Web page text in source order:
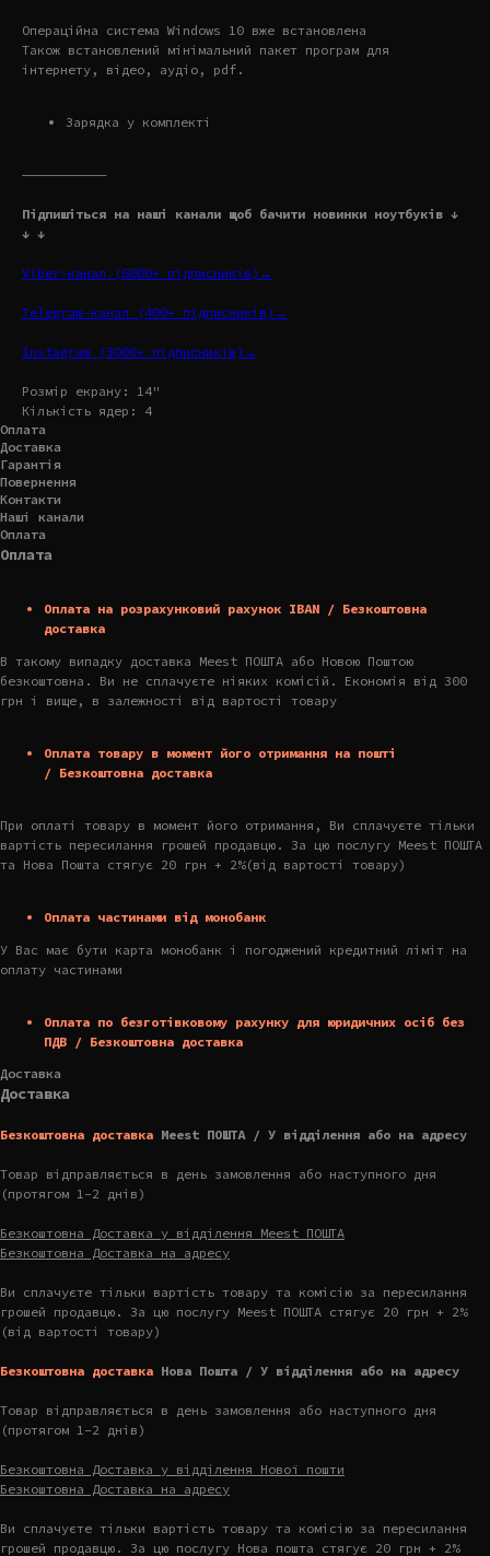
Операційна система Windows 10 вже встановлена
Також встановлений мінімальний пакет програм для
інтернету, відео, аудіо, pdf.
Зарядка у комплекті
———————————
Підпишіться на наші канали щоб бачити новинки ноутбуків ↓
↓ ↓
Viber-канал (6000+ підписників)→
Telegram-канал (400+ підписників)→
Instagram (3000+ підписників)→
Розмір екрану: 14"
Кількість ядер: 4
Оплата
Доставка
Гарантія
Повернення
Контакти
Наші канали
Оплата
Оплата
Оплата на розрахунковий рахунок IBAN / Безкоштовна
доставка
В такому випадку доставка Meest ПОШТА або Новою Поштою
безкоштовна. Ви не сплачуєте ніяких комісій. Економія від 300
грн і вище, в залежності від вартості товару
Оплата товару в момент його отримання на пошті
/ Безкоштовна доставка
При оплаті товару в момент його отримання, Ви сплачуєте тільки
вартість пересилання грошей продавцю. За цю послугу Meest ПОШТА
та Нова Пошта стягує 20 грн + 2%(від вартості товару)
Оплата частинами від монобанк
У Вас має бути карта монобанк і погоджений кредитний ліміт на
оплату частинами
Оплата по безготівковому рахунку для юридичних осіб без
ПДВ / Безкоштовна доставка
Доставка
Доставка
Безкоштовна доставка Meest ПОШТА / У відділення або на адресу
Товар відправляється в день замовлення або наступного дня
(протягом 1-2 днів)
Безкоштовна Доставка у відділення Meest ПОШТА
Безкоштовна Доставка на адресу
Ви сплачуєте тільки вартість товару та комісію за пересилання
грошей продавцю. За цю послугу Meest ПОШТА стягує 20 грн + 2%
(від вартості товару)
Безкоштовна доставка Нова Пошта / У відділення або на адресу
Товар відправляється в день замовлення або наступного дня
(протягом 1-2 днів)
Безкоштовна Доставка у відділення Нової пошти
Безкоштовна Доставка на адресу
Ви сплачуєте тільки вартість товару та комісію за пересилання
грошей продавцю. За цю послугу Нова пошта стягує 20 грн + 2%